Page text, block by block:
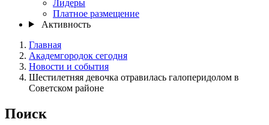
Лидеры
Платное размещение
Активность
Главная
Академгородок сегодня
Новости и события
Шестилетняя девочка отравилась галоперидолом в
Советском районе
Поиск